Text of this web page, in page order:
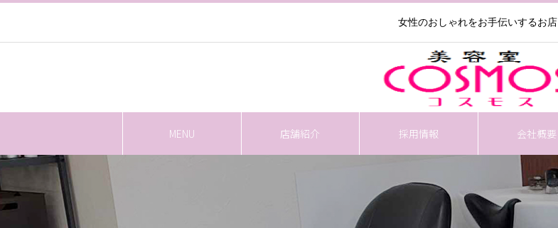
女性のおしゃれをお手伝いするお店
MENU 店舗紹介 採用情報 会社概要